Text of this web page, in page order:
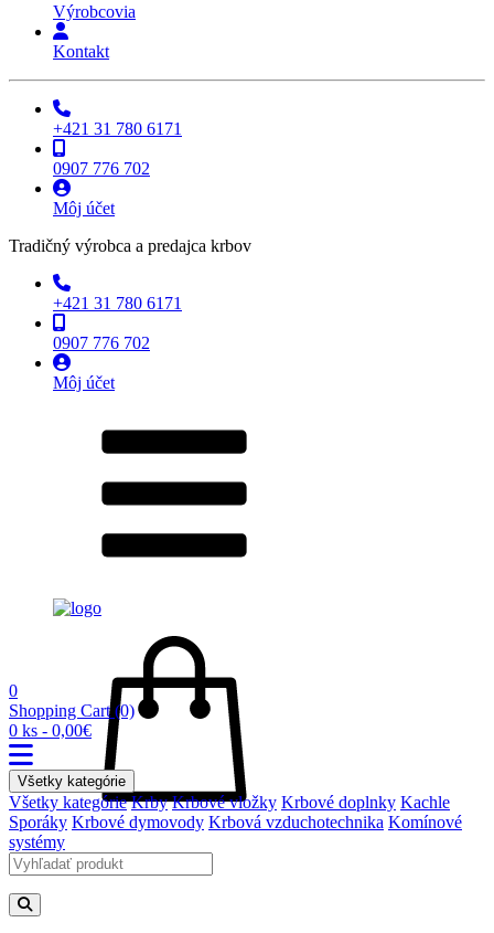
Výrobcovia
Kontakt
+421 31 780 6171
0907 776 702
Môj účet
Tradičný výrobca a predajca krbov
+421 31 780 6171
0907 776 702
Môj účet
0
Shopping Cart (0)
0 ks - 0,00€
Všetky kategórie
Všetky kategórie Krby Krbové vložky Krbové doplnky Kachle
Sporáky Krbové dymovody Krbová vzduchotechnika Komínové
systémy